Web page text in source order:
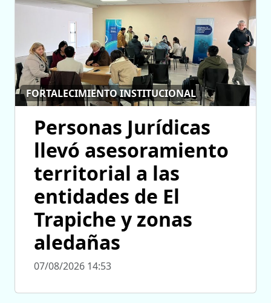
FORTALECIMIENTO INSTITUCIONAL
Personas Jurídicas
llevó asesoramiento
territorial a las
entidades de El
Trapiche y zonas
aledañas
07/08/2026 14:53